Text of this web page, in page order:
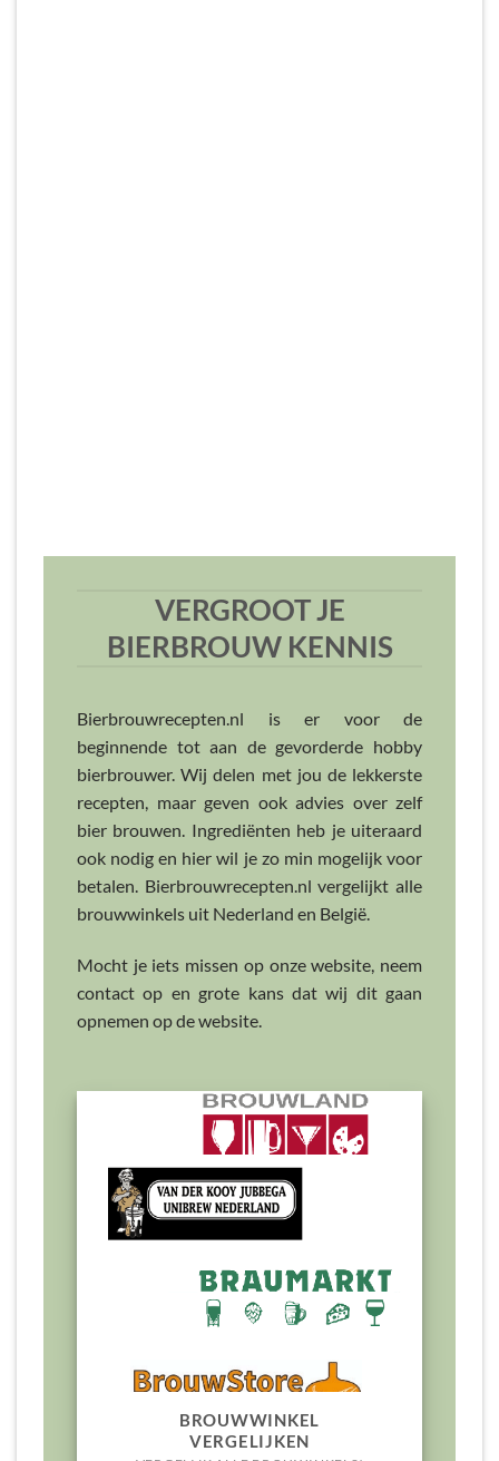
VERGROOT JE
BIERBROUW KENNIS
Bierbrouwrecepten.nl is er voor de
beginnende tot aan de gevorderde hobby
bierbrouwer. Wij delen met jou de lekkerste
recepten, maar geven ook advies over zelf
bier brouwen. Ingrediënten heb je uiteraard
ook nodig en hier wil je zo min mogelijk voor
betalen. Bierbrouwrecepten.nl vergelijkt alle
brouwwinkels uit Nederland en België.
Mocht je iets missen op onze website, neem
contact op en grote kans dat wij dit gaan
opnemen op de website.
BROUWWINKEL
VERGELIJKEN